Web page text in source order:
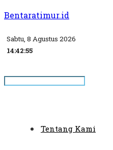
Bentaratimur.id
Sabtu, 8 Agustus 2026
14:42:55
Tentang Kami